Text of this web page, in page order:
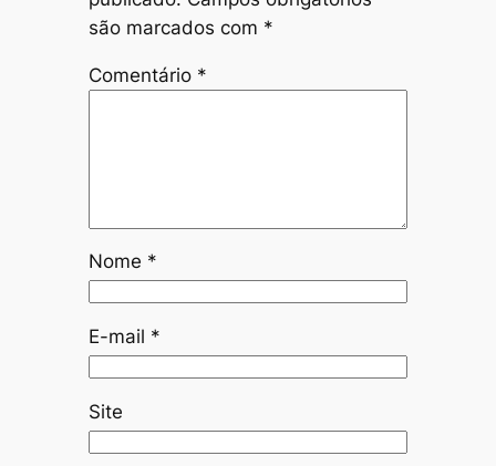
são marcados com *
Comentário *
Nome *
E-mail *
Site